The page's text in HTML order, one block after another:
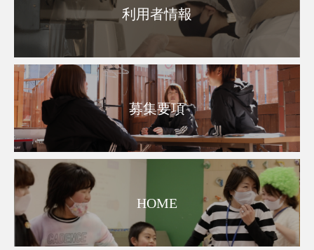
利用者情報
募集要項
HOME